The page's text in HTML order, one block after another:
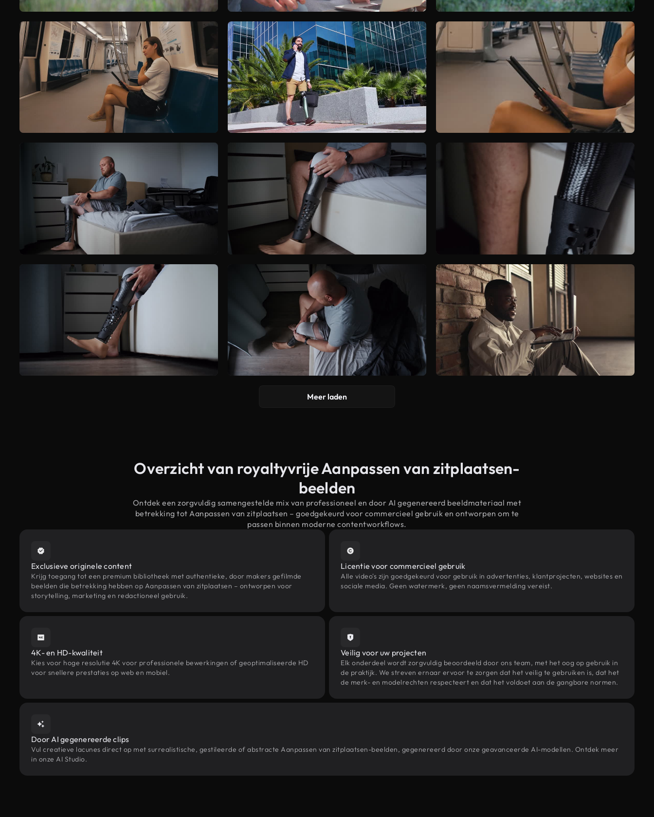
Meer laden
Overzicht van royaltyvrije Aanpassen van zitplaatsen-
beelden
Ontdek een zorgvuldig samengestelde mix van professioneel en door AI gegenereerd beeldmateriaal met
betrekking tot Aanpassen van zitplaatsen – goedgekeurd voor commercieel gebruik en ontworpen om te
passen binnen moderne contentworkflows.
Exclusieve originele content
Krijg toegang tot een premium bibliotheek met authentieke, door makers gefilmde
beelden die betrekking hebben op Aanpassen van zitplaatsen – ontworpen voor
storytelling, marketing en redactioneel gebruik.
Licentie voor commercieel gebruik
Alle video's zijn goedgekeurd voor gebruik in advertenties, klantprojecten, websites en
sociale media. Geen watermerk, geen naamsvermelding vereist.
4K- en HD-kwaliteit
Kies voor hoge resolutie 4K voor professionele bewerkingen of geoptimaliseerde HD
voor snellere prestaties op web en mobiel.
Veilig voor uw projecten
Elk onderdeel wordt zorgvuldig beoordeeld door ons team, met het oog op gebruik in
de praktijk. We streven ernaar ervoor te zorgen dat het veilig te gebruiken is, dat het
de merk- en modelrechten respecteert en dat het voldoet aan de gangbare normen.
Door AI gegenereerde clips
Vul creatieve lacunes direct op met surrealistische, gestileerde of abstracte Aanpassen van zitplaatsen-beelden, gegenereerd door onze geavanceerde AI-modellen. Ontdek meer
in onze AI Studio.